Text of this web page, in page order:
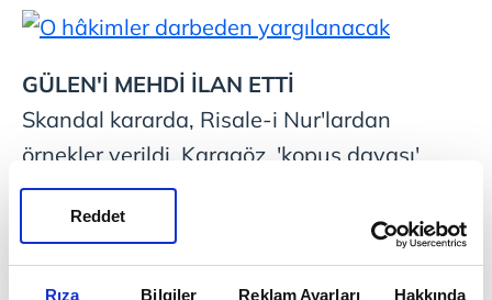
Rıza Bilgiler Reklam Ayarları Hakkında
Reddet
GÜLEN'İ MEHDİ İLAN ETTİ
Skandal kararda, Risale-i Nur'lardan
örnekler verildi. Karagöz, 'kopuş davası'
olarak nitelediği kararda, Cumhurbaşkanı
Recep Tayyip Erdoğan başta olmak üzere
mevcut hükümet Başbakan ve Bakanlar